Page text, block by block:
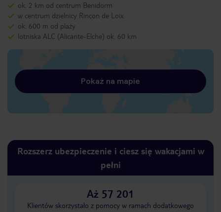
ok. 2 km od centrum Benidorm
w centrum dzielnicy Rincon de Loix
ok. 600 m od plaży
lotniska ALC (Alicante-Elche) ok. 60 km
Pokaż na mapie
Rozszerz ubezpieczenie i ciesz się wakacjami w
pełni
Aż 57 201
Klientów skorzystało z pomocy w ramach dodatkowego